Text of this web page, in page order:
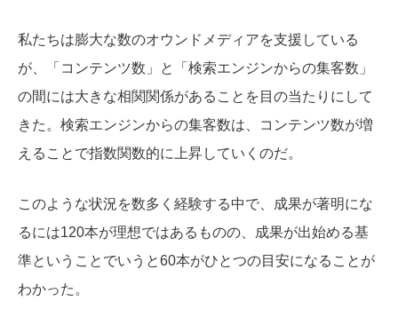
私たちは膨大な数のオウンドメディアを支援している
が、「コンテンツ数」と「検索エンジンからの集客数」
の間には大きな相関関係があることを目の当たりにして
きた。検索エンジンからの集客数は、コンテンツ数が増
えることで指数関数的に上昇していくのだ。
このような状況を数多く経験する中で、成果が著明にな
るには120本が理想ではあるものの、成果が出始める基
準ということでいうと60本がひとつの目安になることが
わかった。